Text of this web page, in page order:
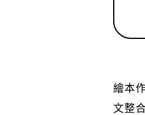
繪本
文整